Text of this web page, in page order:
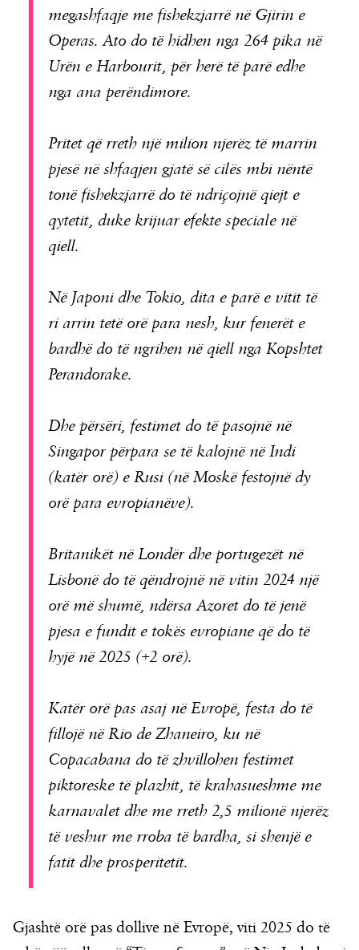
megashfaqje me fishekzjarrë në Gjirin e
Operas. Ato do të hidhen nga 264 pika në
Urën e Harbourit, për herë të parë edhe
nga ana perëndimore.
Pritet që rreth një milion njerëz të marrin
pjesë në shfaqjen gjatë së cilës mbi nëntë
tonë fishekzjarrë do të ndriçojnë qiejt e
qytetit, duke krijuar efekte speciale në
qiell.
Në Japoni dhe Tokio, dita e parë e vitit të
ri arrin tetë orë para nesh, kur fenerët e
bardhë do të ngrihen në qiell nga Kopshtet
Perandorake.
Dhe përsëri, festimet do të pasojnë në
Singapor përpara se të kalojnë në Indi
(katër orë) e Rusi (në Moskë festojnë dy
orë para evropianëve).
Britanikët në Londër dhe portugezët në
Lisbonë do të qëndrojnë në vitin 2024 një
orë më shumë, ndërsa Azoret do të jenë
pjesa e fundit e tokës evropiane që do të
hyjë në 2025 (+2 orë).
Katër orë pas asaj në Evropë, festa do të
fillojë në Rio de Zhaneiro, ku në
Copacabana do të zhvillohen festimet
piktoreske të plazhit, të krahasueshme me
karnavalet dhe me rreth 2,5 milionë njerëz
të veshur me rroba të bardha, si shenjë e
fatit dhe prosperitetit.
Gjashtë orë pas dollive në Evropë, viti 2025 do të